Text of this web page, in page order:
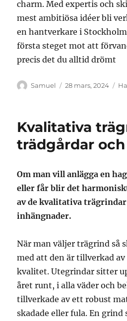
charm. Med expertis och
mest ambitiösa idéer bli
en hantverkare i
första steget mot att
precis det du alltid drömt
Författare
Samuel
Publicerat
28 mars, 2024
Kvalitativa
trädgårdar
Om man vill anlägga en
eller får blir det
av de kvalitativa
inhängnader.
När man väljer trägrind så
med att den är tillverkad
kvalitet. Utegrindar sitter
året runt, i alla väder och
tillverkade av ett robust
skadade eller fula. En grind